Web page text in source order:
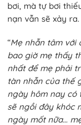
bơi, mà tự bơi
nạn vẫn sẽ xảy
“Mẹ nhẫn tâm với
bao giờ mẹ thấy
nhất để mẹ phải
tàn nhẫn của thế
ngày hôm nay có
sẽ ngồi đây khóc
ngày mốt nữa…